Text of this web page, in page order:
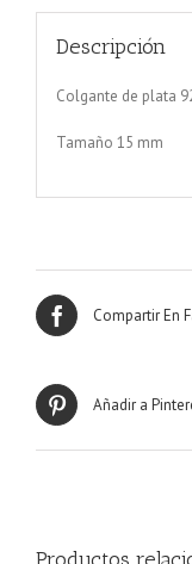
Descripción
Colgante de plata
Tamaño 15 mm
Compartir En
Añadir a